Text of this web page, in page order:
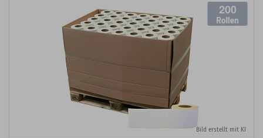
200
Bild erstellt mit KI